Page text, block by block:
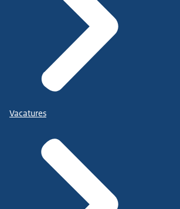
Vacatures